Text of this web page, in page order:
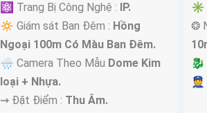
⚛️ Trang Bị Công Nghệ : IP.
🔅 Giám sát Ban Đêm : Hồng
Ngoại 100m Có Màu Ban Ðêm.
🌧️ Camera Theo Mẫu Dome Kim
loại + Nhựa.
️⇝ Đặt Điểm : Thu Âm.
✳️
❂
🐉️
️👮